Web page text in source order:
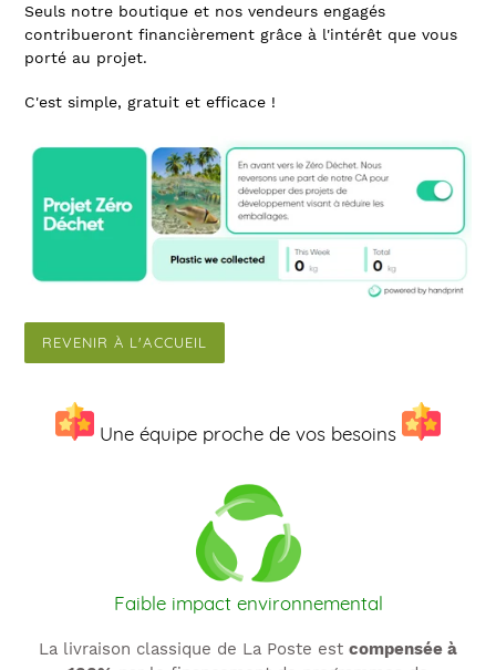
Seuls notre boutique et nos vendeurs engagés
contribueront financièrement grâce à l'intérêt que vous
porté au projet.
C'est simple, gratuit et efficace !
REVENIR À L'ACCUEIL
Une équipe proche de vos besoins
Faible impact environnemental
La livraison classique de La Poste est compensée à